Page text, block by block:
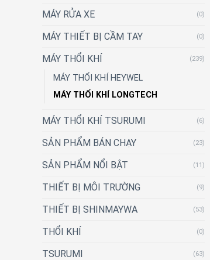
MÁY RỬA XE (0)
MÁY THIẾT BỊ CẦM TAY (0)
MÁY THỔI KHÍ (239)
MÁY THỔI KHÍ HEYWEL
MÁY THỔI KHÍ LONGTECH
MÁY THỔI KHÍ TSURUMI (6)
SẢN PHẨM BÁN CHẠY (23)
SẢN PHẨM NỔI BẬT (11)
THIẾT BỊ MÔI TRƯỜNG (9)
THIẾT BỊ SHINMAYWA (53)
THỔI KHÍ (0)
TSURUMI (63)